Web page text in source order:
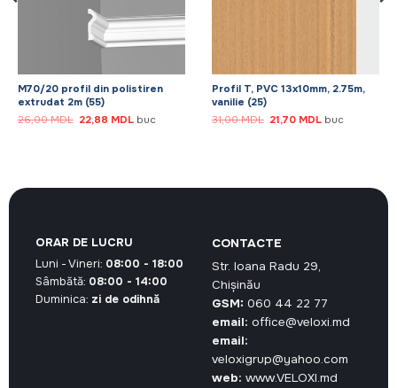
M70/20 profil din polistiren
extrudat 2m (55)
26,00MDL Prețul
inițial
22,88 MDLPrețul
buc
Profil T, PVC 13x10mm, 2.75m,
vanilie (25)
31,00MDL Prețul
inițial
21,70 MDLPrețul
buc
CONTACTE
Str. Ioana Radu 29,
Chișinău
GSM: 060 44 22 77
email: office@veloxi.md
email:
veloxigrup@yahoo.com
web: www.VELOXI.md
ORAR DE LUCRU
Luni - Vineri: 08:00 - 18:00
Sâmbătă: 08:00 - 14:00
Duminica: zi de odihnă